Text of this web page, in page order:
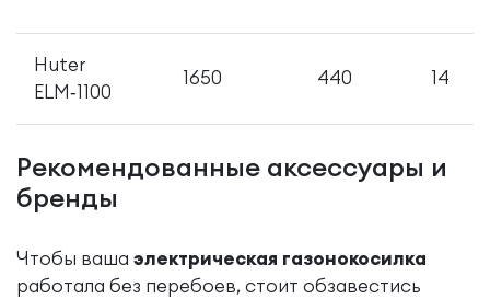
Huter
ELM‑1100
1650 440 14
Рекомендованные аксессуары и
бренды
Чтобы ваша электрическая газонокосилка
работала без перебоев, стоит обзавестись